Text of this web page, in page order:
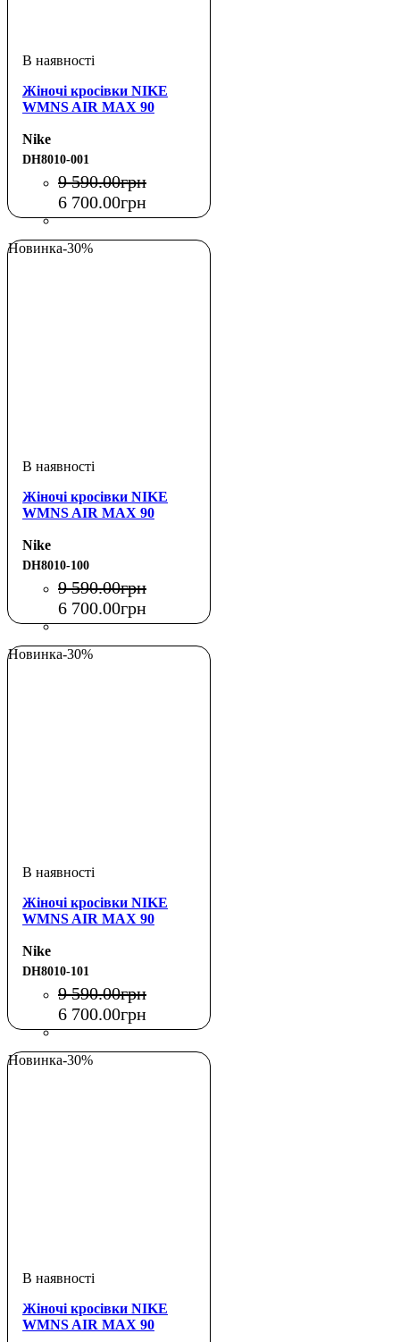
Жіночі кросівки NIKE
WMNS AIR MAX 90
Nike
DH8010-001
9 590.00грн
6 700.00грн
Новинка-30%
Жіночі кросівки NIKE
WMNS AIR MAX 90
Nike
DH8010-100
9 590.00грн
6 700.00грн
Новинка-30%
Жіночі кросівки NIKE
WMNS AIR MAX 90
Nike
DH8010-101
9 590.00грн
6 700.00грн
Новинка-30%
Жіночі кросівки NIKE
WMNS AIR MAX 90